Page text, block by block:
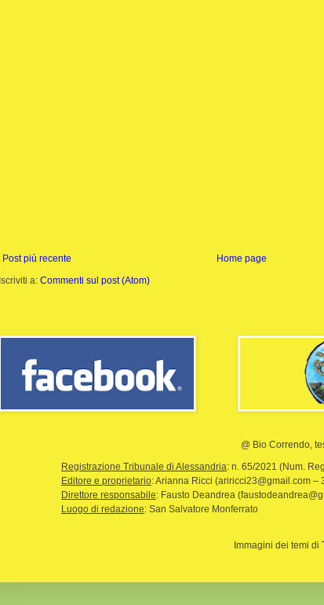
Post più recente
Home page
Iscriviti a: Commenti sul post (Atom)
@ Bio Correndo,
Registrazione Tribunale di Alessandria: n. 65/2021 (Num.
Editore e proprietario: Arianna Ricci (ariricci23@gmail.com –
Direttore responsabile: Fausto Deandrea
Luogo di redazione: San Salvatore Monferrato
Immagini dei temi di